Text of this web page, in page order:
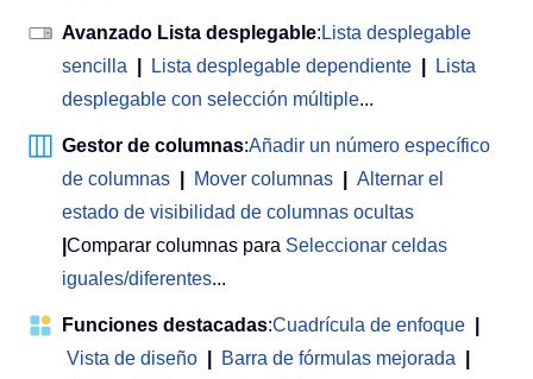
Avanzado Lista desplegable: Lista desplegable
sencilla
Lista desplegable dependiente
Lista
desplegable con selección múltiple...
Gestor de columnas:Añadir un número específico
de columnas
Mover columnas
Alternar el
estado de visibilidad de columnas ocultas
Comparar columnas para Seleccionar celdas
iguales/diferentes...
Funciones destacadas:Cuadrícula de enfoque
Vista de diseño
Barra de fórmulas mejorada